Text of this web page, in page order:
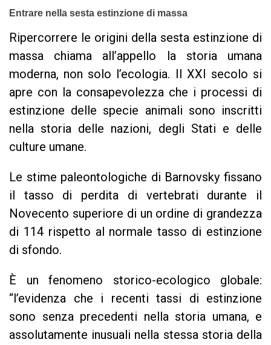
Entrare nella sesta estinzione di massa
Ripercorrere le origini della sesta estinzione di
massa chiama all’appello la storia umana
moderna, non solo l’ecologia. Il XXI secolo si
apre con la consapevolezza che i processi di
estinzione delle specie animali sono inscritti
nella storia delle nazioni, degli Stati e delle
culture umane.
Le stime paleontologiche di Barnovsky fissano
il tasso di perdita di vertebrati durante il
Novecento superiore di un ordine di grandezza
di 114 rispetto al normale tasso di estinzione
di sfondo.
È un fenomeno storico-ecologico globale:
“l’evidenza che i recenti tassi di estinzione
sono senza precedenti nella storia umana, e
assolutamente inusuali nella stessa storia della